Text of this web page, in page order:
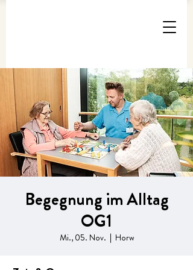
Begegnung im Alltag
OG1
Mi., 05. Nov.
  |
Horw